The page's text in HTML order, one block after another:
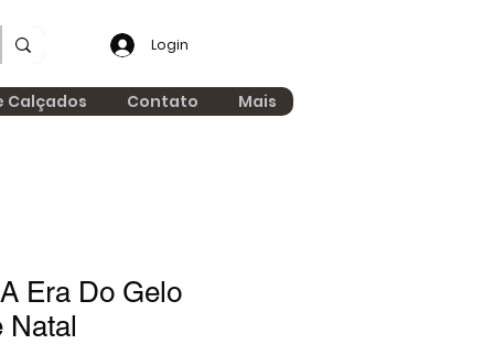
Login
Calçados Contato Mais
Era Do Gelo
Natal